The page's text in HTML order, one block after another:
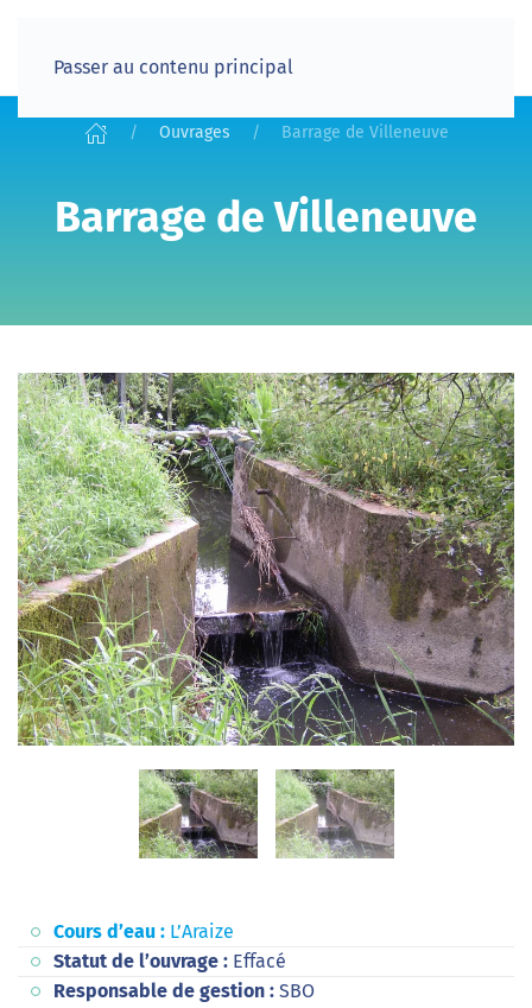
Passer au contenu principal
Ouvrages Barrage de Villeneuve
Barrage de Villeneuve
Cours d’eau : L’Araize
Statut de l’ouvrage : Effacé
Responsable de gestion : SBO